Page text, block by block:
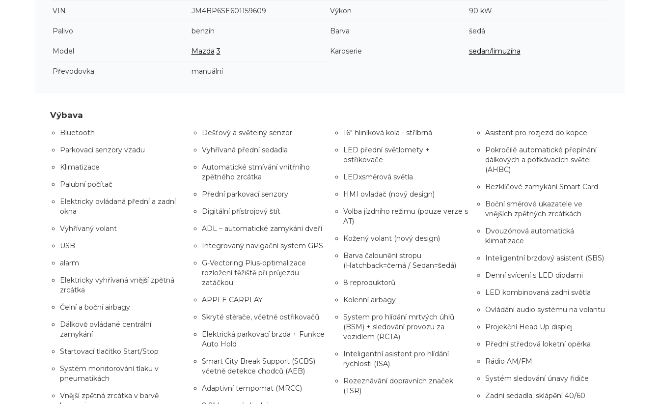
VIN JM4BP6SE601159609 Výkon 90 kW
Palivo benzín Barva šedá
Model Mazda 3 Karoserie sedan/limuzína
Převodovka manuální
Výbava
Bluetooth
Parkovací senzory vzadu
Klimatizace
Palubní počítač
Elektricky ovládaná přední a zadní
okna
Vyhřívaný volant
USB
alarm
Elektricky vyhřívaná vnější zpětná
zrcátka
Čelní a boční airbagy
Dálkově ovládané centrální
zamykání
Startovací tlačítko Start/Stop
Systém monitorování tlaku v
pneumatikách
Vnější zpětná zrcátka v barvě
Dešťový a světelný senzor
Vyhřívaná přední sedadla
Automatické stmívání vnitřního
zpětného zrcátka
Přední parkovací senzory
Digitální přístrojový štít
ADL – automatické zamykání dveří
Integrovaný navigační system GPS
G-Vectoring Plus-optimalizace
rozložení těžiště při průjezdu
zatáčkou
APPLE CARPLAY
Skryté stěrače, včetně ostřikovačů
Elektrická parkovací brzda + Funkce
Auto Hold
Smart City Break Support (SCBS)
včetně detekce chodců (AEB)
Adaptivní tempomat (MRCC)
16" hliníková kola - stříbrná
LED přední světlomety +
ostřikovače
LEDxsměrová světla
HMI ovladač (nový design)
Volba jízdního režimu (pouze verze s
AT)
Kožený volant (nový design)
Barva čalounění stropu
(Hatchback=černá / Sedan=šedá)
8 reproduktorů
Kolenní airbagy
System pro hlídání mrtvých úhlů
(BSM) + sledování provozu za
vozidlem (RCTA)
Inteligentní asistent pro hlídání
rychlosti (ISA)
Rozeznávání dopravních značek
(TSR)
Asistent pro rozjezd do kopce
Pokročilé automatické přepínání
dálkových a potkávacích světel
(AHBC)
Bezklíčové zamykání Smart Card
Boční směrové ukazatele ve
vnějších zpětných zrcátkách
Dvouzónová automatická
klimatizace
Inteligentní brzdový asistent (SBS)
Denní svícení s LED diodami
LED kombinovaná zadní světla
Ovládání audio systému na volantu
Projekční Head Up displej
Přední středová loketní opěrka
Rádio AM/FM
Systém sledování únavy řidiče
Zadní sedadla: sklápění 40/60